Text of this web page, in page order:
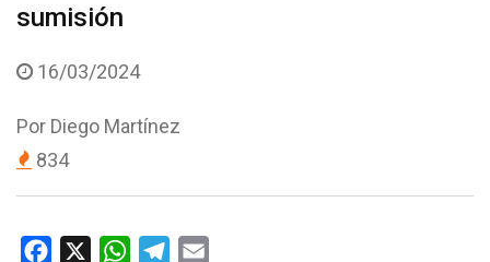
sumisión
16/03/2024
Por Diego Martínez
834
W